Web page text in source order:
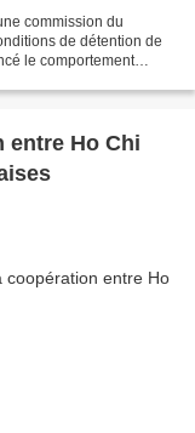
commission du
de détention de
le comportement
entre Ho Chi